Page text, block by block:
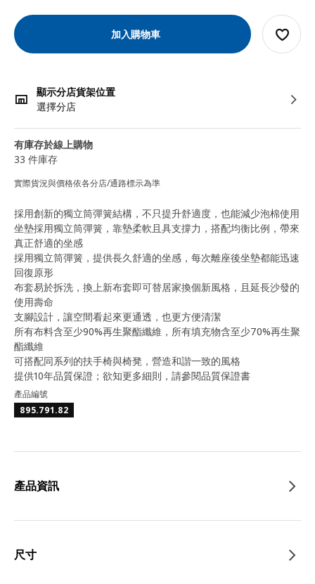
加入購物車
顯示分店貨架位置
選擇分店
有庫存於線上購物
33 件庫存
實際貨況與價格依各分店/通路標示為準
採用創新的獨立筒彈簧結構，不只提升舒適度，也能減少泡棉使用
坐墊採用獨立筒彈簧，靠墊柔軟且具支撐力，搭配均衡比例，帶來
真正舒適的坐感
採用獨立筒彈簧，提供長久舒適的坐感，每次離座後坐墊都能迅速
回復原形
布套易於拆洗，換上新布套即可替居家換個新風格，且延長沙發的
使用壽命
支腳設計，讓空間看起來更通透，也更方便清潔
所有布料含至少90%再生聚酯纖維，所有填充物含至少70%再生聚
酯纖維
可搭配同系列的扶手椅與椅凳，營造和諧一致的風格
提供10年品質保證；欲知更多細則，請參閱品質保證書
產品編號
895.791.82
產品資訊
尺寸